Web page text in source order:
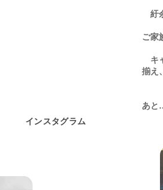
インスタグラム
紆
ご家
キ
揃え
あと